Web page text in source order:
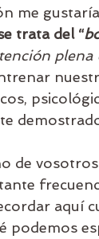
me
trata del “
de
aquí
podemos